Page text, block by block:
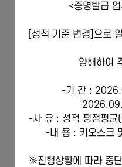
<증명발급
[성적 기준 변경]으로
양해하여
-기 간 :
-사 유 : 성적 평점평균
-내 용 : 키오스크
※진행상황에 따라 중